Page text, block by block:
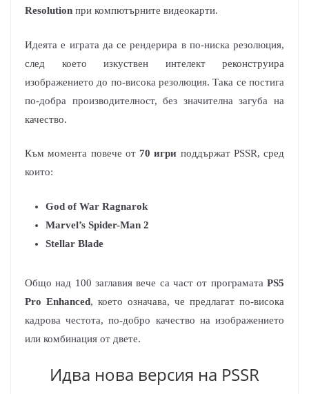
Resolution при компютърните видеокарти.
Идеята е играта да се рендерира в по-ниска резолюция,
след което изкуствен интелект реконструира
изображението до по-висока резолюция. Така се постига
по-добра производителност, без значителна загуба на
качество.
Към момента повече от 70 игри поддържат PSSR, сред
които:
God of War Ragnarоk
Marvel’s Spider-Man 2
Stellar Blade
Общо над 100 заглавия вече са част от програмата PS5
Pro Enhanced, което означава, че предлагат по-висока
кадрова честота, по-добро качество на изображението
или комбинация от двете.
Идва нова версия на PSSR